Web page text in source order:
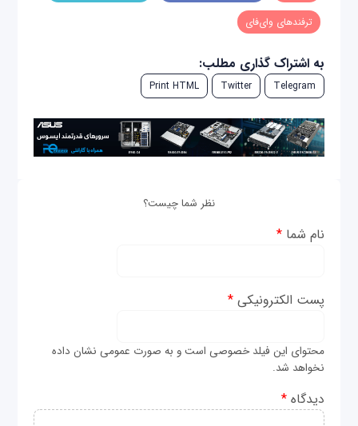
ترفندهای وای‌فای
به اشتراک گذاری مطلب:
Telegram
Twitter
Print HTML
نظر شما چیست؟
نام شما*
پست الکترونیکی*
محتوای این فیلد خصوصی است و به صورت عمومی نشان داده
نخواهد شد.
دیدگاه*